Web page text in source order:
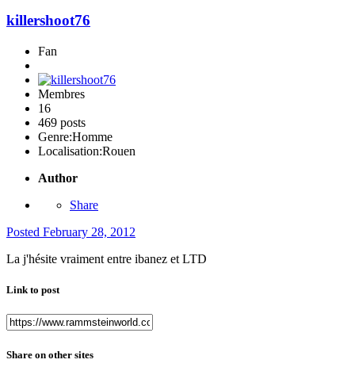
killershoot76
Fan
Membres
16
469 posts
Genre:Homme
Localisation:Rouen
Author
Share
Posted February 28, 2012
La j'hésite vraiment entre ibanez et LTD
Link to post
Share on other sites